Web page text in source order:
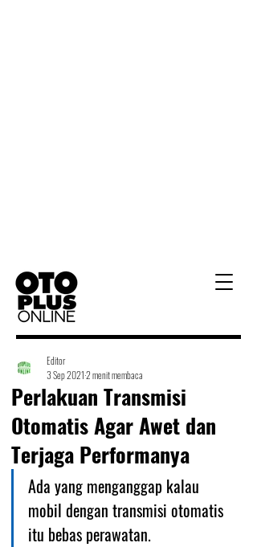
Perlakuan Transmisi
Otomatis Agar Awet dan
Terjaga Performanya
Editor
3 Sep 20212 menit membaca
Ada yang menganggap kalau
mobil dengan transmisi otomatis
itu bebas perawatan.